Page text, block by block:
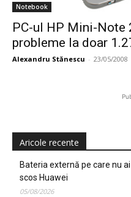
Notebook
PC-ul HP Mini-
probleme la doar
Alexandru Stănescu - 23/05/2008
Aricole recente
Bateria externă pe care nu
scos Huawei
05/08/2026